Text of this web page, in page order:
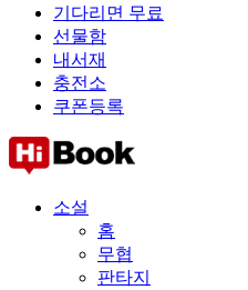
기다리면 무료
선물함
내서재
충전소
쿠폰등록
소설
홈
무협
판타지